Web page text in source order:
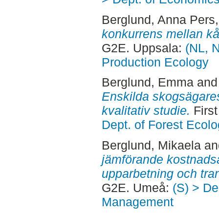
Berglund, Anna Pers
konkurrens mellan
G2E. Uppsala: (NL,
Production Ecology
Berglund, Emma
Enskilda
kvalitativ studie.
Dept. of Forest
Berglund, Mikaela
jämförande
upparbetning och
G2E. Umeå: (S) >
Management